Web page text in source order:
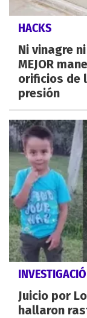
HACKS
Ni vinagre
MEJOR
orificios de
presión
Juicio por
hallaron